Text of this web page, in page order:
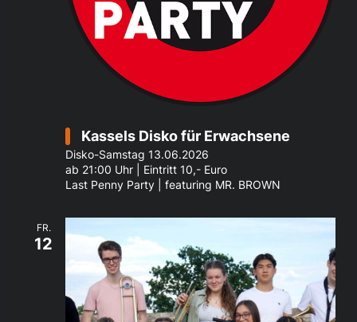
Kassels Disko für Erwachsene
Disko-Samstag 13.06.2026
ab 21:00 Uhr | Eintritt 10,- Euro
Last Penny Party | featuring MR. BROWN
FR.
12